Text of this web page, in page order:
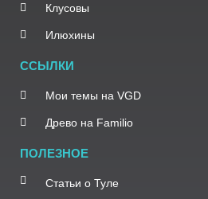
Клусовы
Илюхины
ССЫЛКИ
Мои темы на VGD
Древо на Familio
ПОЛЕЗНОЕ
Статьи о Туле